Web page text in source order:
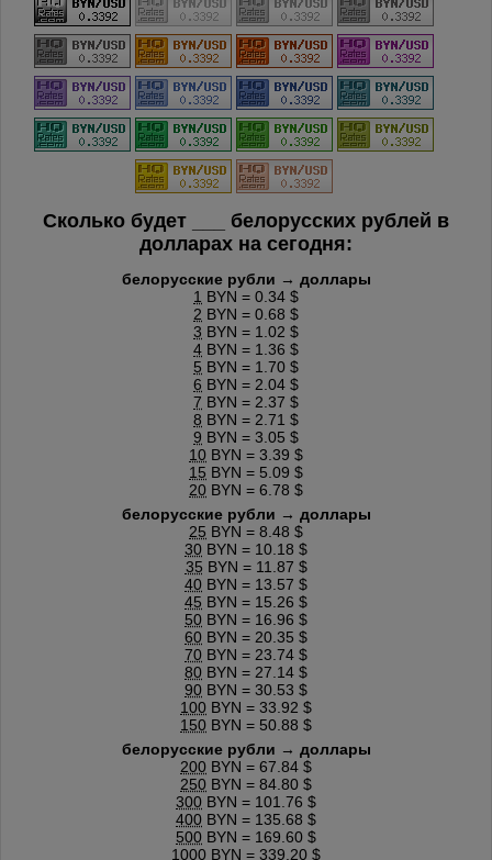
Сколько будет
белорусских рублей в
долларах на сегодня:
белорусские рубли → доллары
1 BYN = 0.34 $
2 BYN = 0.68 $
3 BYN = 1.02 $
4 BYN = 1.36 $
5 BYN = 1.70 $
6 BYN = 2.04 $
7 BYN = 2.37 $
8 BYN = 2.71 $
9 BYN = 3.05 $
10 BYN = 3.39 $
15 BYN = 5.09 $
20 BYN = 6.78 $
белорусские рубли → доллары
25 BYN = 8.48 $
30 BYN = 10.18 $
35 BYN = 11.87 $
40 BYN = 13.57 $
45 BYN = 15.26 $
50 BYN = 16.96 $
60 BYN = 20.35 $
70 BYN = 23.74 $
80 BYN = 27.14 $
90 BYN = 30.53 $
100 BYN = 33.92 $
150 BYN = 50.88 $
белорусские рубли → доллары
200 BYN = 67.84 $
250 BYN = 84.80 $
300 BYN = 101.76 $
400 BYN = 135.68 $
500 BYN = 169.60 $
1000 BYN = 339.20 $